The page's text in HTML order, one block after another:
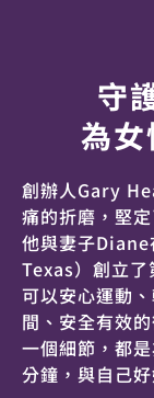
守
為
創辦人Gary
痛的折磨，堅
他與妻子
Texas）創立
可以安心運動
間、安全有效
一個細節，都
分鐘，與自己